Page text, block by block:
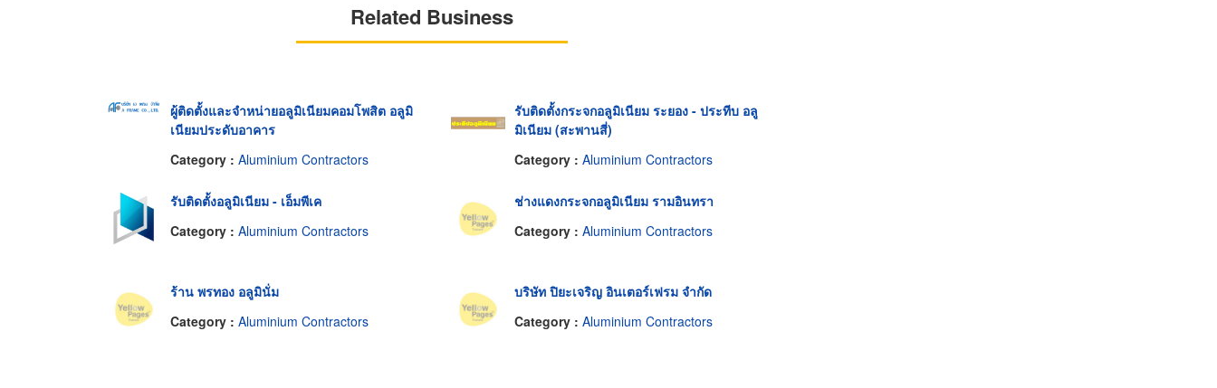
Related Business
ผู้ติดตั้งและจำหน่ายอลูมิเนียมคอมโพสิต อลูมิ
เนียมประดับอาคาร
Category : Aluminium Contractors
รับติดตั้งกระจกอลูมิเนียม ระยอง - ประทีบ อลู
มิเนียม (สะพานสี่)
Category : Aluminium Contractors
รับติดตั้งอลูมิเนียม - เอ็มพีเค
Category : Aluminium Contractors
ช่างแดงกระจกอลูมิเนียม รามอินทรา
Category : Aluminium Contractors
ร้าน พรทอง อลูมินั่ม
Category : Aluminium Contractors
บริษัท ปิยะเจริญ อินเตอร์เฟรม จำกัด
Category : Aluminium Contractors